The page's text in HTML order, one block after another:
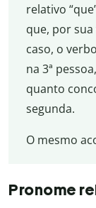
relativo
que, por sua
caso, o
na 3ª
quanto
segunda.
O mesmo
Pronome